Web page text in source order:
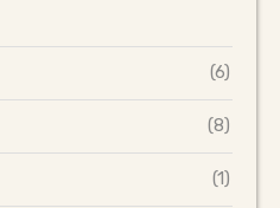
(6)
(8)
(1)